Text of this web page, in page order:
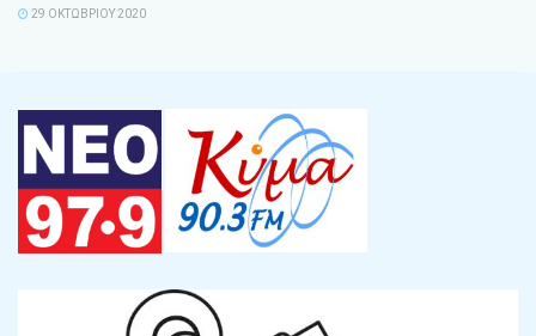
29 ΟΚΤΩΒΡΊΟΥ 2020